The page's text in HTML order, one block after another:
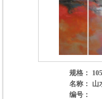
规格：
名称： 山
编号：